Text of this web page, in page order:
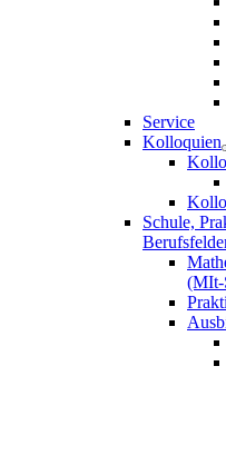
Service
Kolloquien
Schule,
(MIt-